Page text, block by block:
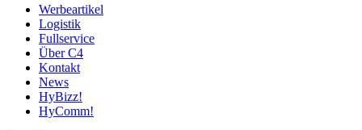
Werbeartikel
Logistik
Fullservice
Über C4
Kontakt
News
HyBizz!
HyComm!